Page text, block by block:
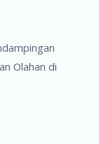
Olahan di